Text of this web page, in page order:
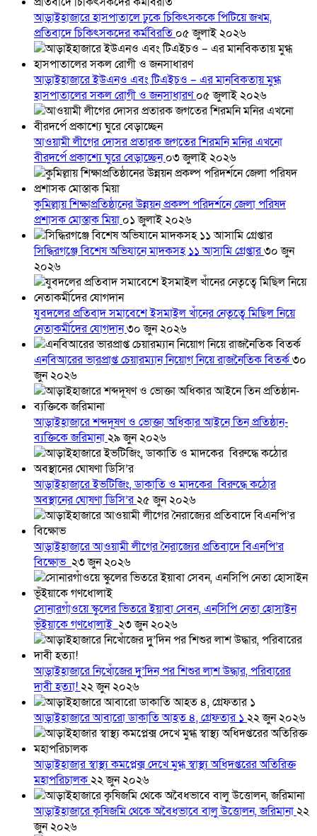
আড়াইহাজারে হাসপাতালে ঢুকে চিকিৎসককে পিটিয়ে জখম,
প্রতিবাদে চিকিৎসকদের কর্মবিরতি ০৫ জুলাই ২০২৬
আড়াইহাজারে ইউএনও এবং টিএইচও – এর মানবিকতায় মুগ্ধ
হাসপাতালের সকল রোগী ও জনসাধারণ০৫ জুলাই ২০২৬
আওয়ামী লীগের দোসর প্রতারক জগতের শিরমনি মনির এখনো
বীরদর্পে প্রকাশ্যে ঘুরে বেড়াচ্ছেন০৩ জুলাই ২০২৬
কুমিল্লায় শিক্ষাপ্রতিষ্ঠানের উন্নয়ন প্রকল্প পরিদর্শনে জেলা পরিষদ
প্রশাসক মোস্তাক মিয়া ০১ জুলাই ২০২৬
সিদ্ধিরগঞ্জে বিশেষ অভিযানে মাদকসহ ১১ আসামি গ্রেপ্তার৩০ জুন
২০২৬
যুবদলের প্রতিবাদ সমাবেশে ইসমাইল খাঁনের নেতৃত্বে মিছিল নিয়ে
নেতাকর্মীদের যোগদান৩০ জুন ২০২৬
এনবিআরের ভারপ্রাপ্ত চেয়ারম্যান নিয়োগ নিয়ে রাজনৈতিক বিতর্ক৩০
জুন ২০২৬
আড়াইহাজারে শব্দদূষণ ও ভোক্তা অধিকার আইনে তিন প্রতিষ্ঠান-
ব্যক্তিকে জরিমানা২৯ জুন ২০২৬
আড়াইহাজারে ইভটিজিং, ডাকাতি ও মাদকের বিরুদ্ধে কঠোর
অবস্থানের ঘোষণা ডিসি’র২৫ জুন ২০২৬
আড়াইহাজারে আওয়ামী লীগের নৈরাজ্যের প্রতিবাদে বিএনপি’র
বিক্ষোভ ২৩ জুন ২০২৬
সোনারগাঁওয়ে স্কুলের ভিতরে ইয়াবা সেবন, এনসিপি নেতা হোসাইন
ভূঁইয়াকে গণধোলাই ২৩ জুন ২০২৬
আড়াইহাজারে নিখোঁজের দুু’দিন পর শিশুর লাশ উদ্ধার, পরিবারের
দাবী হত্যা!২২ জুন ২০২৬
আড়াইহাজারে আবারো ডাকাতি আহত ৪, গ্রেফতার ১ ২২ জুন ২০২৬
আড়াইহাজার স্বাস্থ্য কমপ্লেক্স দেখে মুগ্ধ স্বাস্থ্য অধিদপ্তরের অতিরিক্ত
মহাপরিচালক২২ জুন ২০২৬
আড়াইহাজারে কৃষিজমি থেকে অবৈধভাবে বালু উত্তোলন, জরিমানা২২
জুন ২০২৬